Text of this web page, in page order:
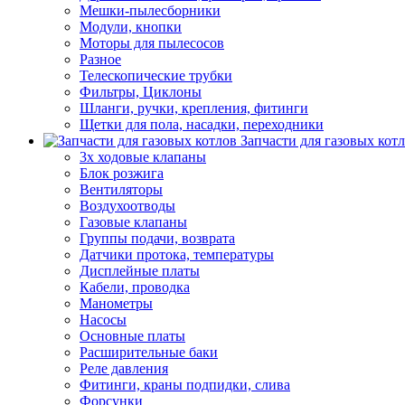
Мешки-пылесборники
Модули, кнопки
Моторы для пылесосов
Разное
Телескопические трубки
Фильтры, Циклоны
Шланги, ручки, крепления, фитинги
Щетки для пола, насадки, переходники
Запчасти для газовых
3х ходовые клапаны
Блок розжига
Вентиляторы
Воздухоотводы
Газовые клапаны
Группы подачи, возврата
Датчики протока, температуры
Дисплейные платы
Кабели, проводка
Манометры
Насосы
Основные платы
Расширительные баки
Реле давления
Фитинги, краны подпидки, слива
Форсунки